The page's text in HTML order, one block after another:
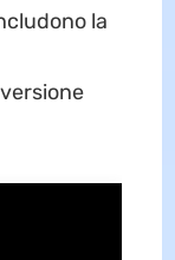
la